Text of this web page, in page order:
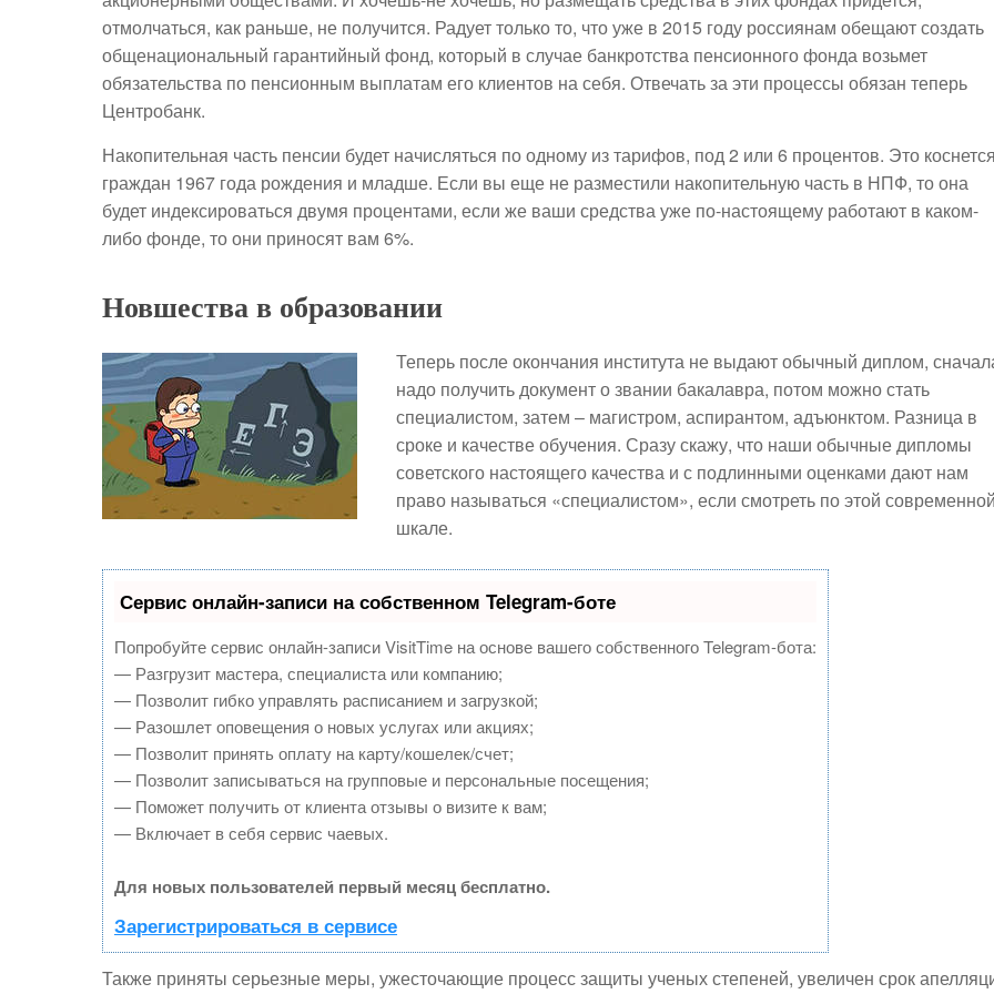
отмолчаться, как раньше, не получится. Радует только то, что уже в 2015 году россиянам обещают создать
общенациональный гарантийный фонд, который в случае банкротства пенсионного фонда возьмет
обязательства по пенсионным выплатам его клиентов на себя. Отвечать за эти процессы обязан теперь
Центробанк.
Накопительная часть пенсии будет начисляться по одному из тарифов, под 2 или 6 процентов. Это
граждан 1967 года рождения и младше. Если вы еще не разместили накопительную часть в НПФ, то она
будет индексироваться двумя процентами, если же ваши средства уже по-настоящему работают в каком-
либо фонде, то они приносят вам 6%.
Новшества в образовании
Теперь после окончания института не выдают обычный диплом,
надо получить документ о звании бакалавра, потом можно стать
специалистом, затем – магистром, аспирантом, адъюнктом. Разница в
сроке и качестве обучения. Сразу скажу, что наши обычные дипломы
советского настоящего качества и с подлинными оценками дают нам
право называться «специалистом», если смотреть по этой
шкале.
Сервис онлайн-записи на собственном Telegram-боте
Попробуйте сервис онлайн-записи VisitTime на основе вашего собственного Telegram-бота:
— Разгрузит мастера, специалиста или компанию;
— Позволит гибко управлять расписанием и загрузкой;
— Разошлет оповещения о новых услугах или акциях;
— Позволит принять оплату на карту/кошелек/счет;
— Позволит записываться на групповые и персональные посещения;
— Поможет получить от клиента отзывы о визите к вам;
— Включает в себя сервис чаевых.
Для новых пользователей первый месяц бесплатно.
Зарегистрироваться в сервисе
Также приняты серьезные меры, ужесточающие процесс защиты ученых степеней, увеличен срок